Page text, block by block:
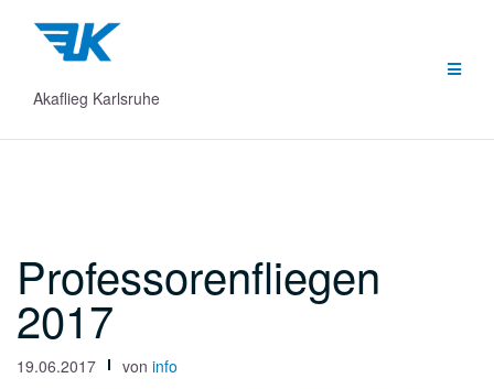
Inhalt
springen
Akaflieg Karlsruhe
Professorenfliegen
2017
19.06.2017 von info